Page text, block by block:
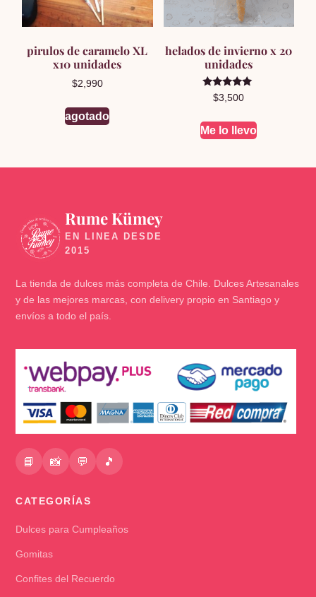
pirulos de caramelo XL
x10 unidades
$2,990
agotado
helados de invierno x 20
unidades
Valorado en
5.00
$3,500
Me lo llevo
🍬
Rume Kümey
La tienda de dulces más completa de Chile. Dulces Artesanales
y de las mejores marcas, con delivery propio en Santiago y
envíos a todo el país.
📘 📸 💬 🎵
CATEGORÍAS
Dulces para Cumpleaños
Gomitas
Confites del Recuerdo